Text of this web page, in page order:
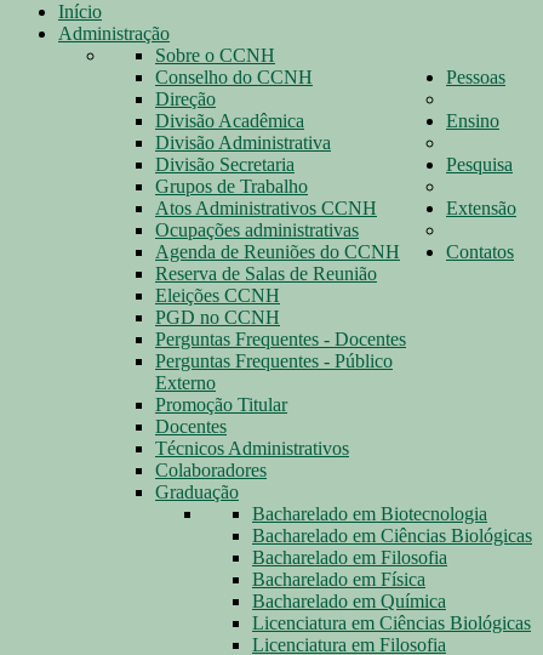
Início
Administração
Sobre o CCNH
Conselho do CCNH
Direção
Divisão Acadêmica
Divisão Administrativa
Divisão Secretaria
Grupos de Trabalho
Atos Administrativos CCNH
Ocupações administrativas
Agenda de Reuniões do CCNH
Reserva de Salas de Reunião
Eleições CCNH
PGD no CCNH
Perguntas Frequentes - Docentes
Perguntas Frequentes - Público
Externo
Promoção Titular
Pessoas
Docentes
Técnicos Administrativos
Colaboradores
Ensino
Graduação
Bacharelado em Biotecnologia
Bacharelado em Ciências Biológicas
Bacharelado em Filosofia
Bacharelado em Física
Bacharelado em Química
Licenciatura em Ciências Biológicas
Licenciatura em Filosofia
Pesquisa
Extensão
Contatos